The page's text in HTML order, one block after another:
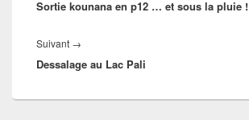
précédent :
Sortie kounana en p12 … et sous la pluie !
Suivant →
suivant :
Dessalage au Lac Pali